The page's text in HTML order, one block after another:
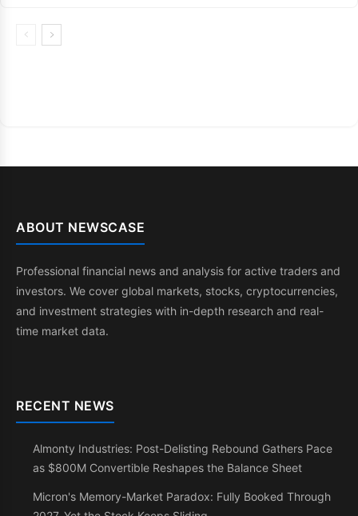
ABOUT NEWSCASE
Professional financial news and analysis for active traders and
investors. We cover global markets, stocks, cryptocurrencies,
and investment strategies with in-depth research and real-
time market data.
RECENT NEWS
Almonty Industries: Post-Delisting Rebound Gathers Pace
as $800M Convertible Reshapes the Balance Sheet
Micron's Memory-Market Paradox: Fully Booked Through